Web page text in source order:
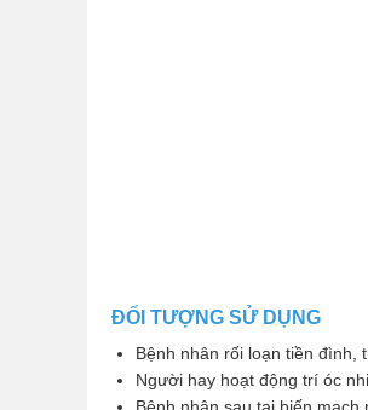
ĐỐI TƯỢNG SỬ DỤNG
Bệnh nhân rối loạn tiền đình,
Người hay hoạt động trí óc